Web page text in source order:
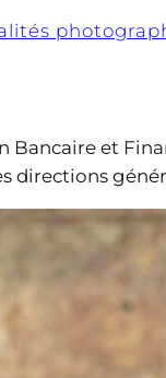
Bancaire et
directions